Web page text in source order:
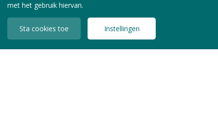
met het gebruik hiervan.
Sta cookies toe Instellingen